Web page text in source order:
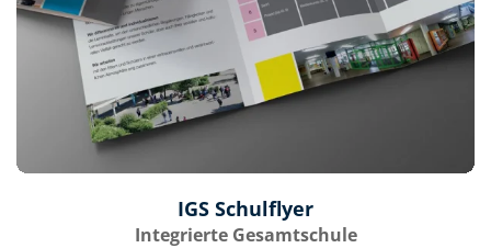
IGS Schulflyer
Integrierte Gesamtschule